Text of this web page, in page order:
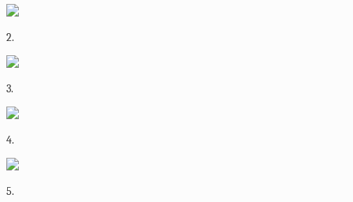
2.
3.
4.
5.